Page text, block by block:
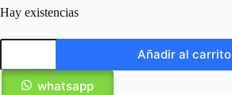
Hay existencias
Añadir al carrito
whatsapp